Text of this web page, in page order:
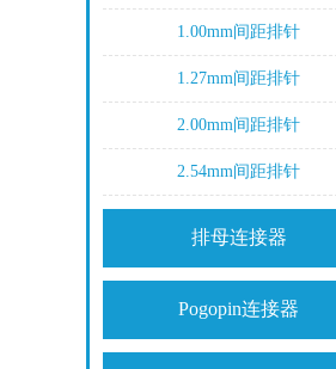
1.00mm间距排针
1.27mm间距排针
2.00mm间距排针
2.54mm间距排针
排母连接器
Pogopin连接器